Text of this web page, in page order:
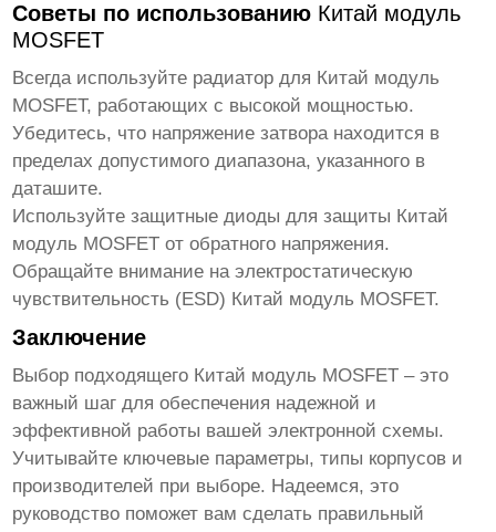
Советы по использованию Китай модуль
MOSFET
Всегда используйте радиатор для Китай модуль
MOSFET, работающих с высокой мощностью.
Убедитесь, что напряжение затвора находится в
пределах допустимого диапазона, указанного в
даташите.
Используйте защитные диоды для защиты Китай
модуль MOSFET от обратного напряжения.
Обращайте внимание на электростатическую
чувствительность (ESD) Китай модуль MOSFET.
Заключение
Выбор подходящего Китай модуль MOSFET – это
важный шаг для обеспечения надежной и
эффективной работы вашей электронной схемы.
Учитывайте ключевые параметры, типы корпусов и
производителей при выборе. Надеемся, это
руководство поможет вам сделать правильный